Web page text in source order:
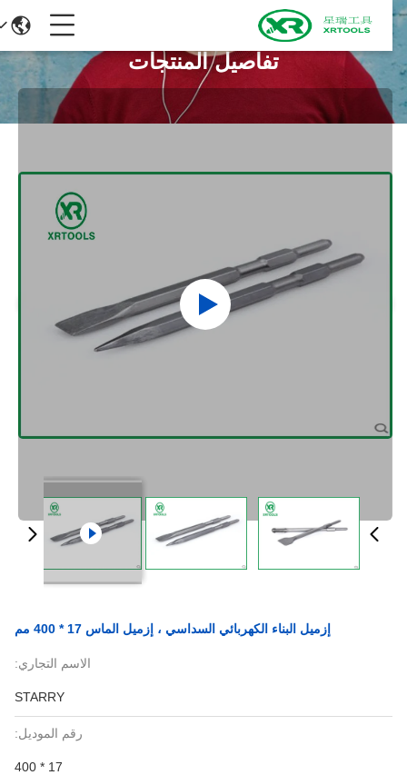
تفاصيل المنتجات
إزميل البناء الكهربائي السداسي ، إزميل الماس 17 * 400 مم
الاسم التجاري:
STARRY
رقم الموديل:
17 * 400